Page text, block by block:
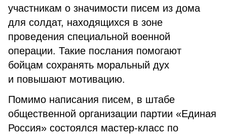
участникам о значимости писем из дома
для солдат, находящихся в зоне
проведения специальной военной
операции. Такие послания помогают
бойцам сохранять моральный дух
и повышают мотивацию.
Помимо написания писем, в штабе
общественной организации партии «Единая
Россия» состоялся мастер-класс по